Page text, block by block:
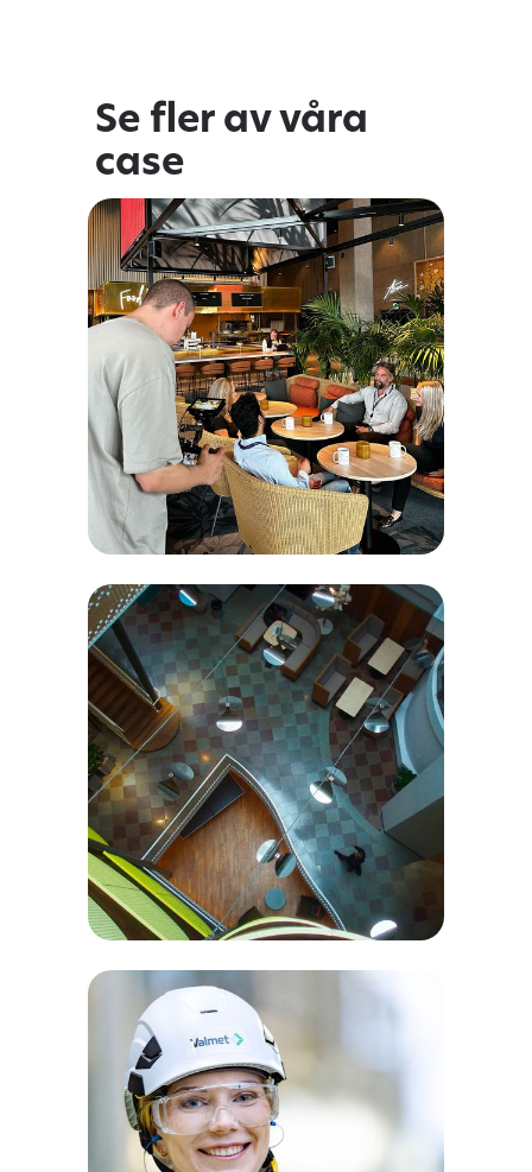
Se fler av våra
case
Epical - trust-
makers.
Film- och employer
brandingprojekt med fokus på
att rekrytera personal inom
data & IT.
Stampen Media
- tech edition.
Filmprojekt och
rekryteringskampanj mot IT-
personer för en av Sveriges
ledande mediekoncerner.